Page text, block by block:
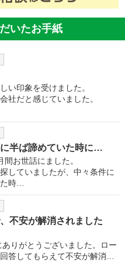
いたお手紙
い印象を受けました。
社だと感じていました。
半ば諦めていた時に…
お世話にました。
していましたが、中々条件に
時…
不安が解消されました
りがとうございました。ロー
答してもらえて不安が解消…